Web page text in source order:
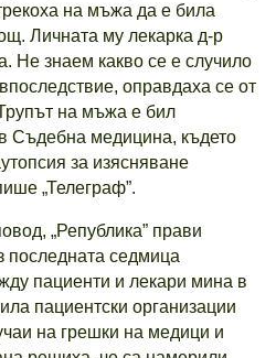
на мъжа да е била
Личната му лекарка д-р
Не знаем какво се е случило
оправдаха се от
на мъжа е бил
Съдебна медицина, където
за изясняване
„Телеграф”.
„Република” прави
последната седмица
пациенти и лекари мина в
пациентски организации
на грешки на медици и